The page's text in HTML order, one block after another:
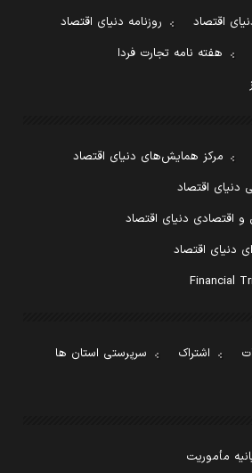
اقتصاد
روزنامه دنیای اقتصاد
هفته نامه تجارت فردا
مرکز همایش‌های دنیای اقتصاد
دنیای اقتصاد
اقتصادی دنیای اقتصاد
دنیای اقتصاد
اشتراک
سرپرستی استان ها
مأموریت